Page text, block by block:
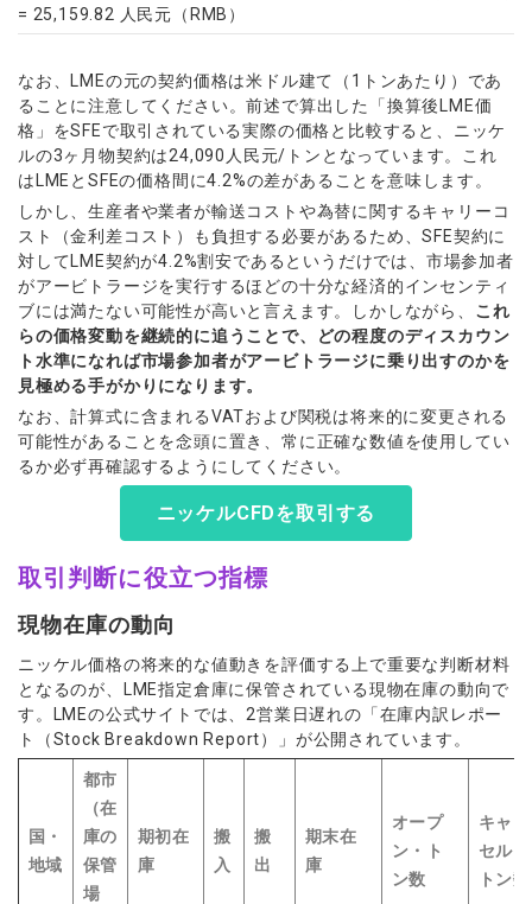
= 25,159.82 人民元（RMB）
なお、LMEの元の契約価格は米ドル建て（1トンあたり）であ
ることに注意してください。前述で算出した「換算後LME価
格」をSFEで取引されている実際の価格と比較すると、ニッケ
ルの3ヶ月物契約は24,090人民元/トンとなっています。これ
はLMEとSFEの価格間に4.2%の差があることを意味します。
しかし、生産者や業者が輸送コストや為替に関するキャリーコ
スト（金利差コスト）も負担する必要があるため、SFE契約に
対してLME契約が4.2%割安であるというだけでは、市場参加者
がアービトラージを実行するほどの十分な経済的インセンティ
ブには満たない可能性が高いと言えます。しかしながら、 これ
らの価格変動を継続的に追うことで、どの程度のディスカウン
ト水準になれば市場参加者がアービトラージに乗り出すのかを
見極める手がかりになります。
なお、計算式に含まれるVATおよび関税は将来的に変更される
可能性があることを念頭に置き、常に正確な数値を使用してい
るか必ず再確認するようにしてください。
ニッケルCFDを取引する
取引判断に役立つ指標
現物在庫の動向
ニッケル価格の将来的な値動きを評価する上で重要な判断材料
となるのが、LME指定倉庫に保管されている現物在庫の動向で
す。LMEの公式サイトでは、2営業日遅れの「在庫内訳レポー
ト（Stock Breakdown Report）」が公開されています。
国・
地域
都市
（在
庫の
保管
場
期初在
庫
搬
入
搬
出
期末在
庫
オープ
ン・ト
ン数
キャン
セル・
トン数